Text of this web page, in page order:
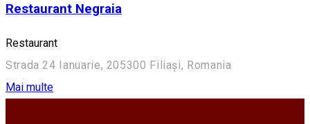
Restaurant Negraia
Restaurant
Strada 24 Ianuarie, 205300 Filiași, Romania
Mai multe